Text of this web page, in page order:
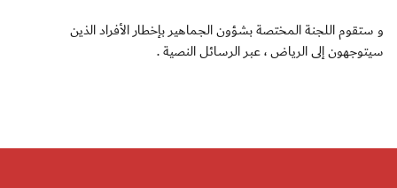
و ستقوم اللجنة المختصة بشؤون الجماهير بإخطار الأفراد الذين
سيتوجهون إلى الرياض ، عبر الرسائل النصية .